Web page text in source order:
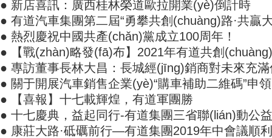
● 新店喜訊：廣西桂林榮道歐拉開業(yè)倒計時
● 有道汽車集團第二屆“勇攀共創(chuàng)路·共贏
● 熱烈慶祝中國共產(chǎn)黨成立100周年！
● 【戰(zhàn)略發(fā)布】2021年有道共創
● 專訪董事長林大昌：長城經(jīng)銷商對未來充滿
● 關于開展汽車銷售企業(yè)“購車補助二維碼”申
● 【喜報】十七載輝煌，有道軍團勝
● 十七慶典，益起同行-有道集團三省聯(lián)動公
● 康莊大路·砥礪前行—有道集團2019年中會議順